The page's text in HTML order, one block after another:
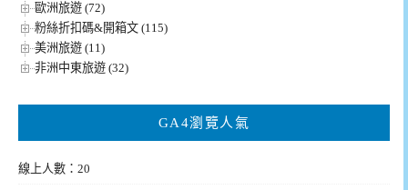
歐洲旅遊 (72)
粉絲折扣碼&開箱文 (115)
美洲旅遊 (11)
非洲中東旅遊 (32)
GA4瀏覽人氣
線上人數：20